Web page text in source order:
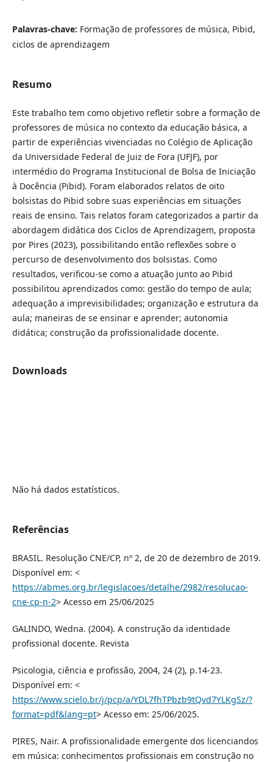
Palavras-chave: Formação de professores de música, Pibid,
ciclos de aprendizagem
Resumo
Este trabalho tem como objetivo refletir sobre a formação de
professores de música no contexto da educação básica, a
partir de experiências vivenciadas no Colégio de Aplicação
da Universidade Federal de Juiz de Fora (UFJF), por
intermédio do Programa Institucional de Bolsa de Iniciação
à Docência (Pibid). Foram elaborados relatos de oito
bolsistas do Pibid sobre suas experiências em situações
reais de ensino. Tais relatos foram categorizados a partir da
abordagem didática dos Ciclos de Aprendizagem, proposta
por Pires (2023), possibilitando então reflexões sobre o
percurso de desenvolvimento dos bolsistas. Como
resultados, verificou-se como a atuação junto ao Pibid
possibilitou aprendizados como: gestão do tempo de aula;
adequação a imprevisibilidades; organização e estrutura da
aula; maneiras de se ensinar e aprender; autonomia
didática; construção da profissionalidade docente.
Downloads
Não há dados estatísticos.
Referências
BRASIL. Resolução CNE/CP, nº 2, de 20 de dezembro de 2019.
Disponível em: <
https://abmes.org.br/legislacoes/detalhe/2982/resolucao-
cne-cp-n-2> Acesso em 25/06/2025
GALINDO, Wedna. (2004). A construção da identidade
profissional docente. Revista
Psicologia, ciência e profissão, 2004, 24 (2), p.14-23.
Disponível em: <
https://www.scielo.br/j/pcp/a/YDL7fhTPbzb9tQvd7YLKgSz/?
format=pdf&lang=pt> Acesso em: 25/06/2025.
PIRES, Nair. A profissionalidade emergente dos licenciandos
em música: conhecimentos profissionais em construção no